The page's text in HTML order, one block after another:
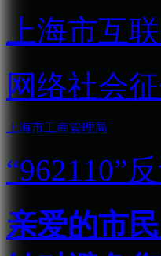
上海市互
网络社会
上海市工商管理局
“962110”
亲爱的市